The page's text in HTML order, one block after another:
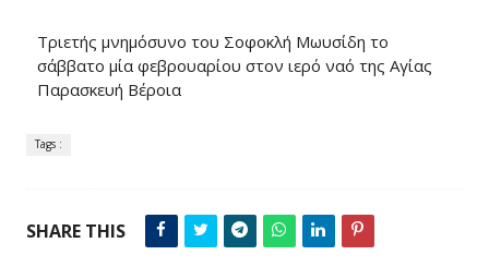
Τριετής μνημόσυνο του Σοφοκλή Μωυσίδη το
σάββατο μία φεβρουαρίου στον ιερό ναό της Αγίας
Παρασκευή Βέροια
Tags :
SHARE THIS